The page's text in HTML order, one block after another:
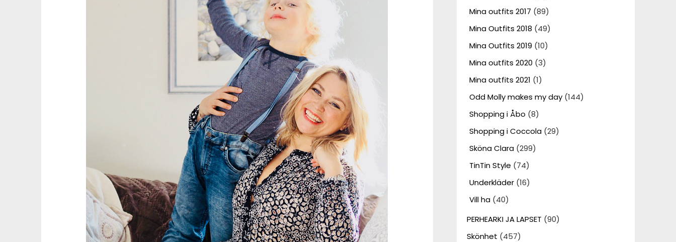
Mina outfits 2017 (89)
Mina Outfits 2018 (49)
Mina Outfits 2019 (10)
Mina outfits 2020 (3)
Mina outfits 2021 (1)
Odd Molly makes my day(144)
Shopping i Åbo (8)
Shopping i Coccola(29)
Sköna Clara(299)
TinTin Style (74)
Underkläder(16)
Vill ha(40)
PERHEARKI JA LAPSET (90)
Skönhet (457)